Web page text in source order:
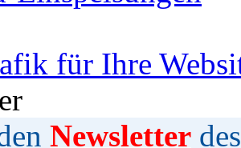
für Ihre
Newsletter